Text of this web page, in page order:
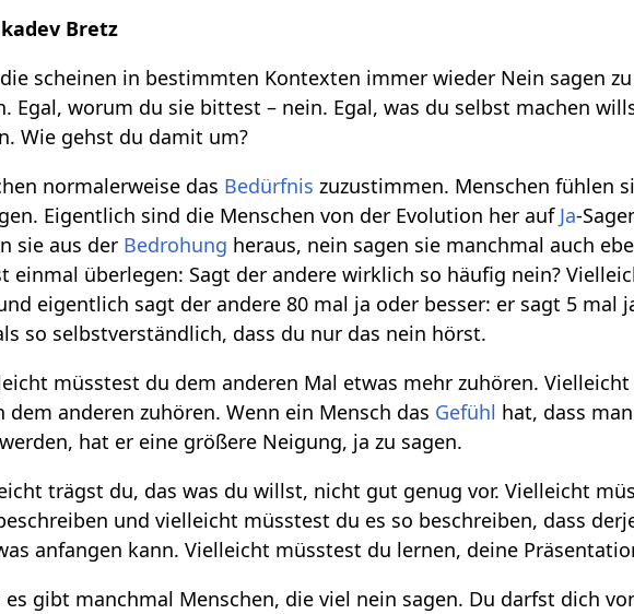
Bretz
scheinen in bestimmten Kontexten immer wieder Nein sagen
Egal, worum du sie bittest – nein. Egal, was du selbst machen
Wie gehst du damit um?
normalerweise das Bedürfnis zuzustimmen. Menschen fühlen
Eigentlich sind die Menschen von der Evolution her auf Ja-
sie aus der Bedrohung heraus, nein sagen sie manchmal auch
einmal überlegen: Sagt der andere wirklich so häufig nein?
eigentlich sagt der andere 80 mal ja oder besser: er sagt 5 mal
so selbstverständlich, dass du nur das nein hörst.
müsstest du dem anderen Mal etwas mehr zuhören.
anderen zuhören. Wenn ein Mensch das Gefühl hat, dass
hat er eine größere Neigung, ja zu sagen.
trägst du, das was du willst, nicht gut genug vor. Vielleicht
und vielleicht müsstest du es so beschreiben, dass
anfangen kann. Vielleicht müsstest du lernen, deine
gibt manchmal Menschen, die viel nein sagen. Du darfst dich